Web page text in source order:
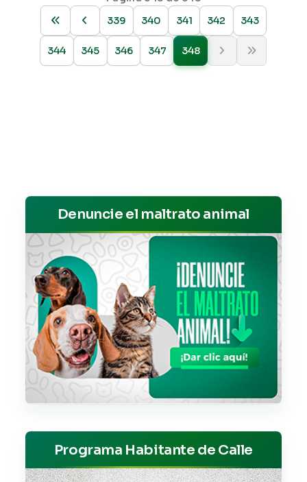
339
340 341 342 343
344 345 346 347 348
Denuncie el maltrato animal
Programa Habitante de Calle